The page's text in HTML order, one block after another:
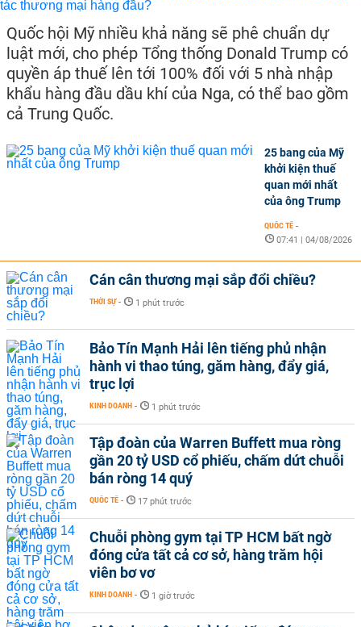
Quốc hội Mỹ nhiều khả năng sẽ phê chuẩn dự
luật mới, cho phép Tổng thống Donald Trump có
quyền áp thuế lên tới 100% đối với 5 nhà nhập
khẩu hàng đầu dầu khí của Nga, có thể bao gồm
cả Trung Quốc.
25 bang của Mỹ
khởi kiện thuế
quan mới nhất
của ông Trump
QUỐC TẾ -
07:41 | 04/08/2026
Cán cân thương mại sắp đổi chiều?
THỜI SỰ - 1 phút trước
Bảo Tín Mạnh Hải lên tiếng phủ nhận
hành vi thao túng, găm hàng, đẩy giá,
trục lợi
KINH DOANH - 1 phút trước
Tập đoàn của Warren Buffett mua ròng
gần 20 tỷ USD cổ phiếu, chấm dứt chuỗi
bán ròng 14 quý
QUỐC TẾ - 17 phút trước
Chuỗi phòng gym tại TP HCM bất ngờ
đóng cửa tất cả cơ sở, hàng trăm hội
viên bơ vơ
KINH DOANH - 1 giờ trước